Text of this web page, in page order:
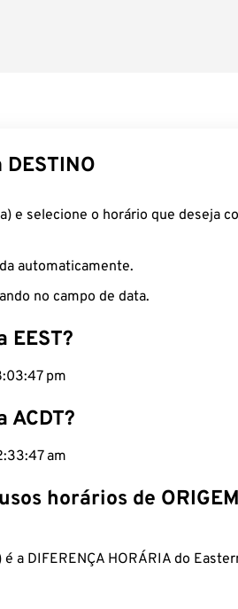
e selecione o horário que deseja
automaticamente.
no campo de data.
EEST?
pm
ACDT?
am
horários de
a DIFERENÇA HORÁRIA do